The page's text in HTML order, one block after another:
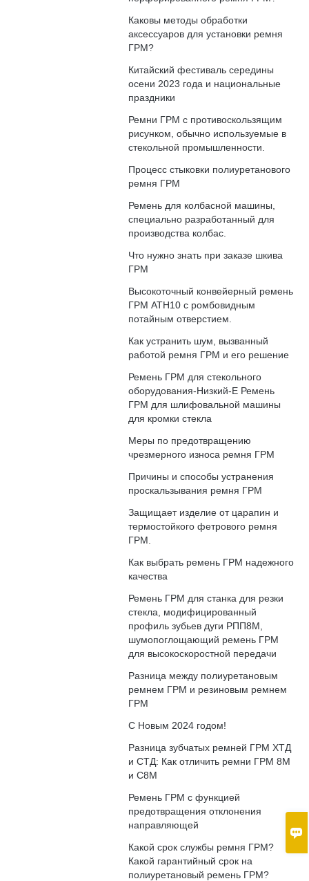

Каковы методы обработки
аксессуаров для установки ремня
ГРМ?
Китайский фестиваль середины
осени 2023 года и национальные
праздники
Ремни ГРМ с противоскользящим
рисунком, обычно используемые в
стекольной промышленности.
Процесс стыковки полиуретанового
ремня ГРМ
Ремень для колбасной машины,
специально разработанный для
производства колбас.
Что нужно знать при заказе шкива
ГРМ
Высокоточный конвейерный ремень
ГРМ АТН10 с ромбовидным
потайным отверстием.
Как устранить шум, вызванный
работой ремня ГРМ и его решение
Ремень ГРМ для стекольного
оборудования-Низкий-E Ремень
ГРМ для шлифовальной машины
для кромки стекла
Меры по предотвращению
чрезмерного износа ремня ГРМ
Причины и способы устранения
проскальзывания ремня ГРМ
Защищает изделие от царапин и
термостойкого фетрового ремня
ГРМ.
Как выбрать ремень ГРМ надежного
качества
Ремень ГРМ для станка для резки
стекла, модифицированный
профиль зубьев дуги РПП8М,
шумопоглощающий ремень ГРМ
для высокоскоростной передачи
Разница между полиуретановым
ремнем ГРМ и резиновым ремнем
ГРМ
С Новым 2024 годом!
Разница зубчатых ремней ГРМ ХТД
и СТД: Как отличить ремни ГРМ 8М
и С8М
Ремень ГРМ с функцией
предотвращения отклонения
направляющей
Какой срок службы ремня ГРМ?
Какой гарантийный срок на
полиуретановый ремень ГРМ?